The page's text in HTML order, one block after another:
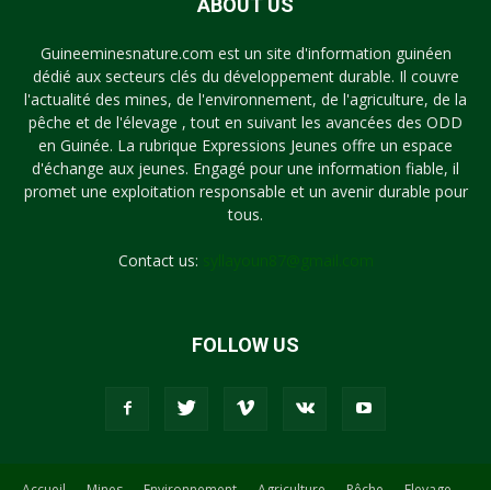
ABOUT US
Guineeminesnature.com est un site d'information guinéen
dédié aux secteurs clés du développement durable. Il couvre
l'actualité des mines, de l'environnement, de l'agriculture, de la
pêche et de l'élevage , tout en suivant les avancées des ODD
en Guinée. La rubrique Expressions Jeunes offre un espace
d'échange aux jeunes. Engagé pour une information fiable, il
promet une exploitation responsable et un avenir durable pour
tous.
Contact us:
FOLLOW US